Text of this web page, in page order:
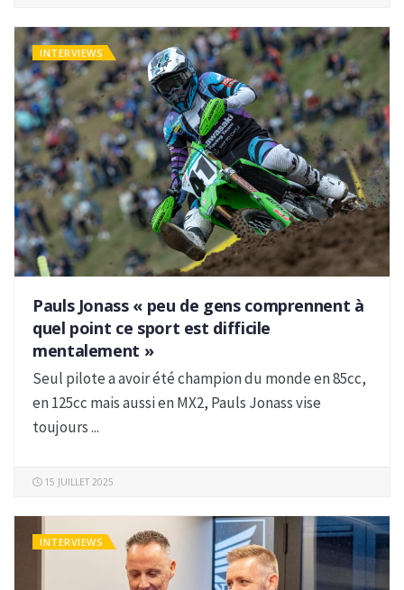
INTERVIEWS
Pauls Jonass « peu de gens comprennent à
quel point ce sport est difficile
mentalement »
Seul pilote a avoir été champion du monde en 85cc,
en 125cc mais aussi en MX2, Pauls Jonass vise
toujours ...
15 JUILLET 2025
INTERVIEWS